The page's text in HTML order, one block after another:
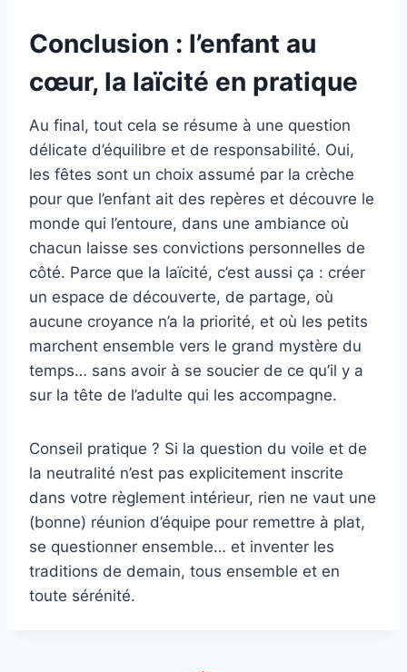
Conclusion : l’enfant au
cœur, la laïcité en pratique
Au final, tout cela se résume à une question
délicate d’équilibre et de responsabilité. Oui,
les fêtes sont un choix assumé par la crèche
pour que l’enfant ait des repères et découvre le
monde qui l’entoure, dans une ambiance où
chacun laisse ses convictions personnelles de
côté. Parce que la laïcité, c’est aussi ça : créer
un espace de découverte, de partage, où
aucune croyance n’a la priorité, et où les petits
marchent ensemble vers le grand mystère du
temps… sans avoir à se soucier de ce qu’il y a
sur la tête de l’adulte qui les accompagne.
Conseil pratique ? Si la question du voile et de
la neutralité n’est pas explicitement inscrite
dans votre règlement intérieur, rien ne vaut une
(bonne) réunion d’équipe pour remettre à plat,
se questionner ensemble… et inventer les
traditions de demain, tous ensemble et en
toute sérénité.